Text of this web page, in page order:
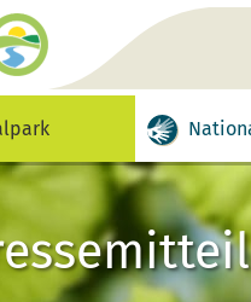
Startseite
für diesen InhaltVideo